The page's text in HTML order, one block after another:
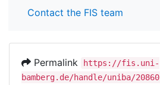
Contact the FIS team
Permalink
https://fis.uni-
bamberg.de/handle/uniba/20860